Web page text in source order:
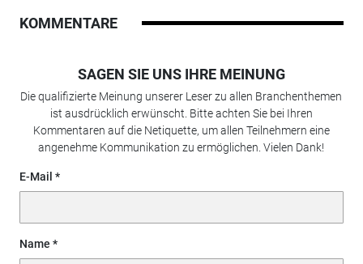
KOMMENTARE
SAGEN SIE UNS IHRE MEINUNG
Die qualifizierte Meinung unserer Leser zu allen Branchenthemen
ist ausdrücklich erwünscht. Bitte achten Sie bei Ihren
Kommentaren auf die Netiquette, um allen Teilnehmern eine
angenehme Kommunikation zu ermöglichen. Vielen Dank!
E-Mail
Name